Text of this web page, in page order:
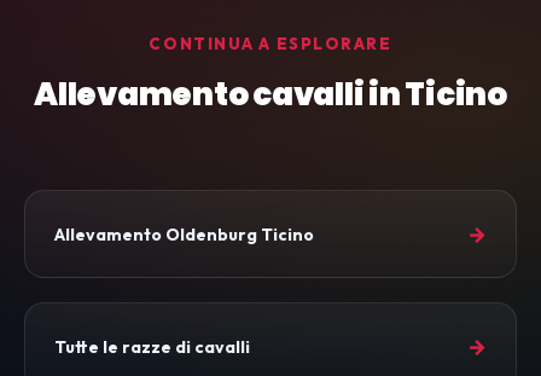
CONTINUA A ESPLORARE
Allevamento cavalli in Ticino
Allevamento Oldenburg Ticino →
Tutte le razze di cavalli →